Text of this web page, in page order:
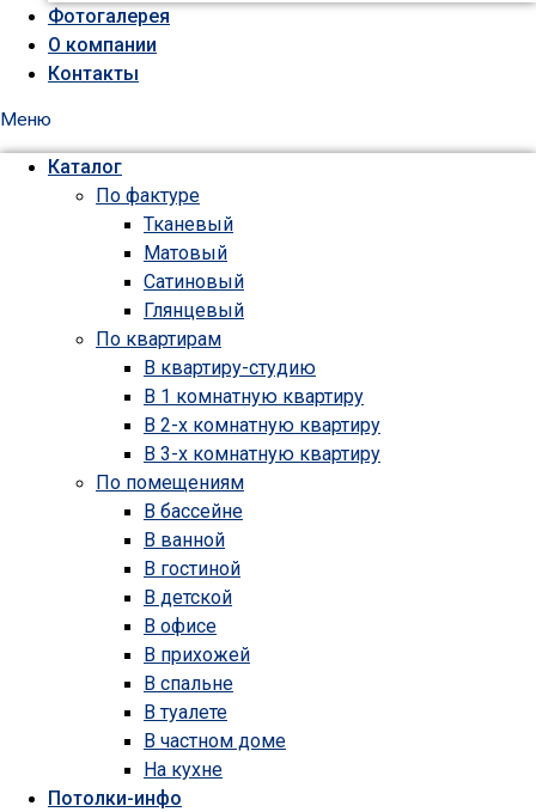
Фотогалерея
О компании
Контакты
Меню
Каталог
По фактуре
Тканевый
Матовый
Сатиновый
Глянцевый
По квартирам
В квартиру-студию
В 1 комнатную квартиру
В 2-х комнатную квартиру
В 3-х комнатную квартиру
По помещениям
В бассейне
В ванной
В гостиной
В детской
В офисе
В прихожей
В спальне
В туалете
В частном доме
На кухне
Потолки-инфо